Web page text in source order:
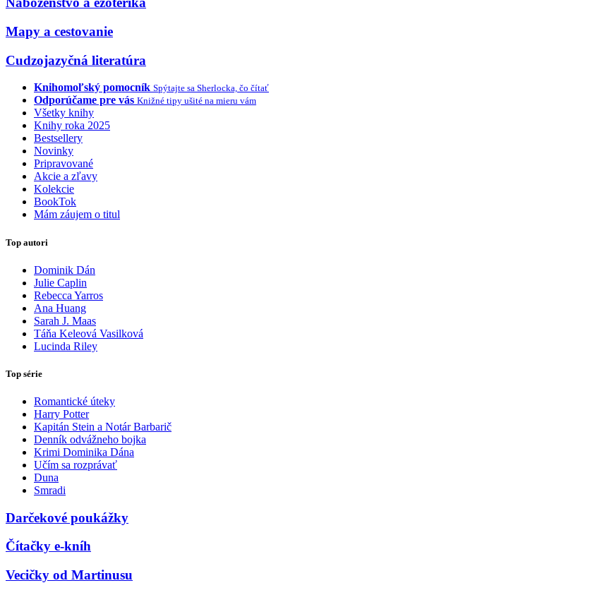
Mapy a cestovanie
Cudzojazyčná literatúra
Knihomoľský pomocník Spýtajte sa Sherlocka, čo čítať
Odporúčame pre vás Knižné tipy ušité na mieru vám
Všetky knihy
Knihy roka 2025
Bestsellery
Novinky
Pripravované
Akcie a zľavy
Kolekcie
BookTok
Mám záujem o titul
Top autori
Dominik Dán
Julie Caplin
Rebecca Yarros
Ana Huang
Sarah J. Maas
Táňa Keleová Vasilková
Lucinda Riley
Top série
Romantické úteky
Harry Potter
Kapitán Stein a Notár Barbarič
Denník odvážneho bojka
Krimi Dominika Dána
Učím sa rozprávať
Duna
Smradi
Darčekové poukážky
Čítačky e-kníh
Vecičky od Martinusu